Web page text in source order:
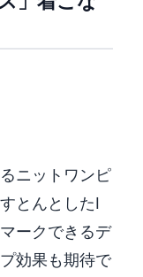
ニットワンピ
とんとしたI
ークできるデ
効果も期待で